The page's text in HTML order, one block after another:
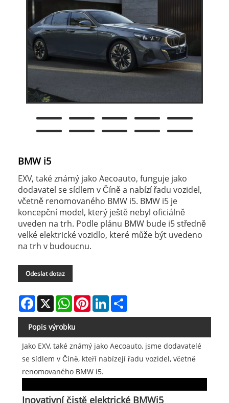
BMW i5
EXV, také známý jako Aecoauto, funguje jako
dodavatel se sídlem v Číně a nabízí řadu vozidel,
včetně renomovaného BMW i5. BMW i5 je
koncepční model, který ještě nebyl oficiálně
uveden na trh. Podle plánu BMW bude i5 středně
velké elektrické vozidlo, které může být uvedeno
na trh v budoucnu.
Odeslat dotaz
Facebook
X WhatsAppPinterestLinkedIn
Popis výrobku
Jako EXV, také známý jako Aecoauto, jsme dodavatelé
se sídlem v Číně, kteří nabízejí řadu vozidel, včetně
renomovaného BMW i5.
Inovativní čistě elektrické BMWi5